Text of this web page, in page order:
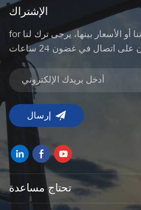
الإشتراك
for استفسارات حول منتجاتنا أو الأسعار بينها، يرجى ترك لنا
تحتاج مساعدة